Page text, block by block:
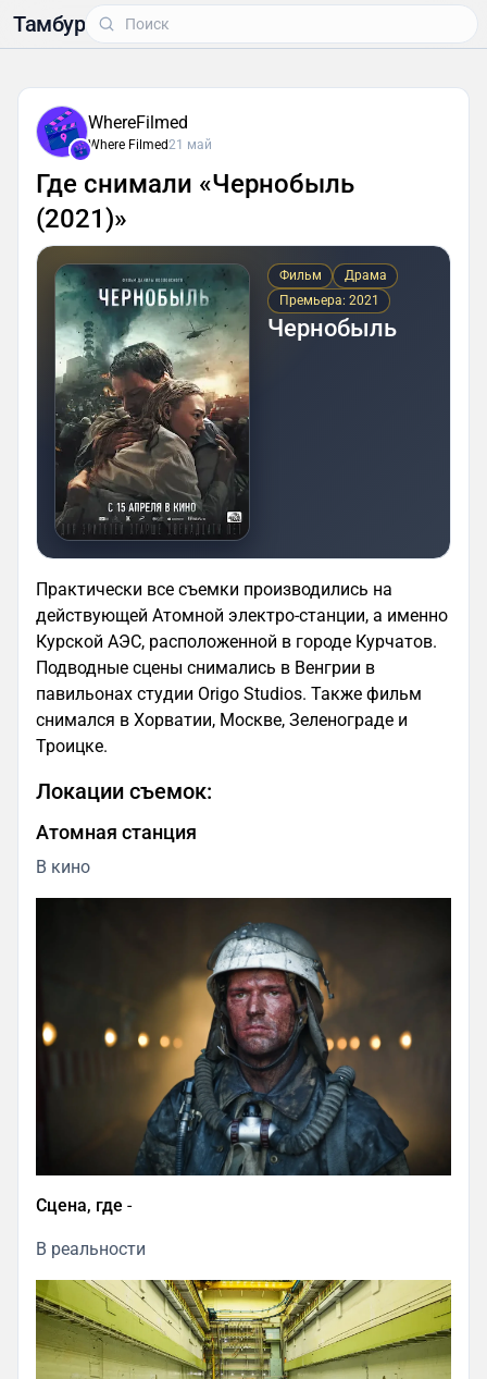
Тамбур
WhereFilmed
Where Filmed21 май
Где снимали «Чернобыль
(2021)»
Фильм
Драма
Премьера: 2021
Чернобыль
Практически все съемки производились на
действующей Атомной электро-станции, а именно
Курской АЭС, расположенной в городе Курчатов.
Подводные сцены снимались в Венгрии в
павильонах студии Origo Studios. Также фильм
снимался в Хорватии, Москве, Зеленограде и
Троицке.
Локации съемок:
Атомная станция
В кино
Сцена, где -
В реальности